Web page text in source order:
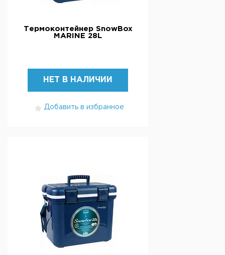
Термоконтейнер SnowBox
MARINE 28L
НЕТ В НАЛИЧИИ
Добавить в избранное